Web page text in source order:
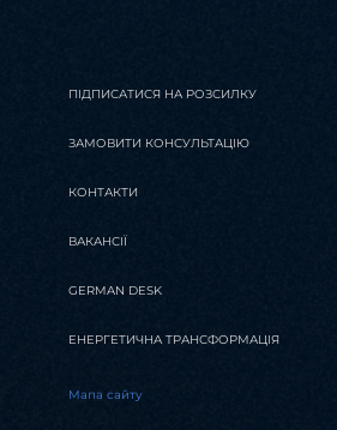
ПІДПИСАТИСЯ НА РОЗСИЛКУ
ЗАМОВИТИ КОНСУЛЬТАЦІЮ
КОНТАКТИ
ВАКАНСІЇ
GERMAN DESK
ЕНЕРГЕТИЧНА ТРАНСФОРМАЦІЯ
Мапа сайту